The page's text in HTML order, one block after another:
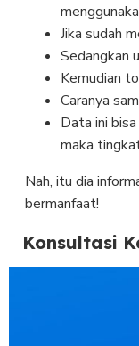
Jika sudah
Sedangkan
Kemudian
Caranya
Data ini
maka
Nah, itu dia
bermanfaat!
Konsultasi